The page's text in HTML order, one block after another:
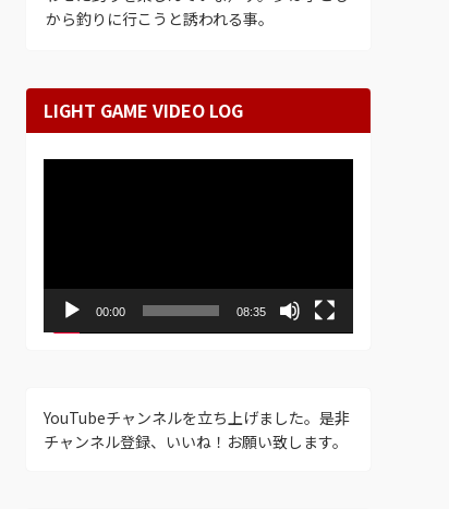
から釣りに行こうと誘われる事。
LIGHT GAME VIDEO LOG
ヤ
00:00 08:35
YouTubeチャンネルを立ち上げました。是非
チャンネル登録、いいね！お願い致します。